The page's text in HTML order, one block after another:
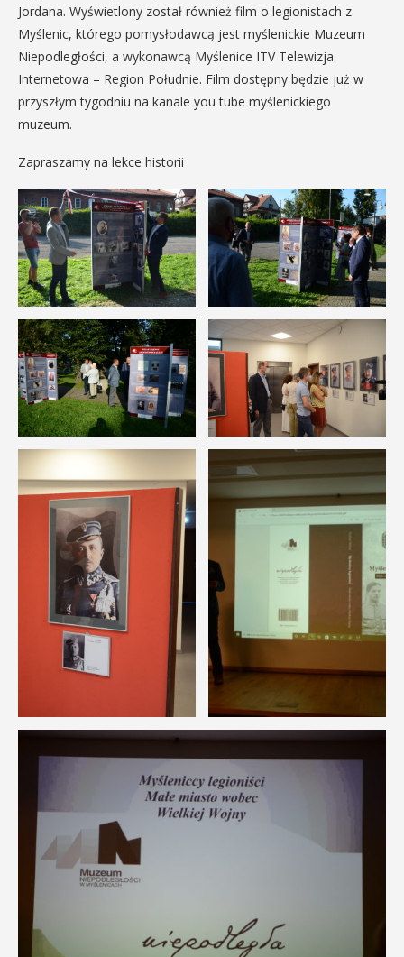
Jordana. Wyświetlony został również film o legionistach z
Myślenic, którego pomysłodawcą jest myślenickie Muzeum
Niepodległości, a wykonawcą Myślenice ITV Telewizja
Internetowa – Region Południe. Film dostępny będzie już w
przyszłym tygodniu na kanale you tube myślenickiego
muzeum.
Zapraszamy na lekce historii